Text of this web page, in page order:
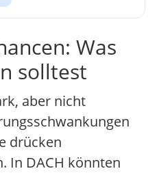
Was
solltest
aber nicht
drücken
In DACH könnten